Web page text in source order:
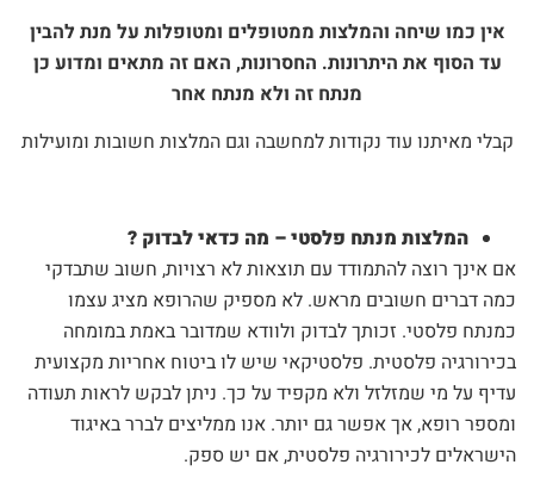
אין כמו שיחה והמלצות ממטופלים ומטופלות על מנת להבין
עד הסוף את היתרונות. החסרונות, האם זה מתאים ומדוע כן
מנתח זה ולא מנתח אחר
קבלי מאיתנו עוד נקודות למחשבה וגם המלצות חשובות ומועילות
המלצות מנתח פלסטי– מה כדאי לבדוק ?
אם אינך רוצה להתמודד עם תוצאות לא רצויות, חשוב שתבדקי
כמה דברים חשובים מראש. לא מספיק שהרופא מציג עצמו
כמנתח פלסטי. זכותך לבדוק ולוודא שמדובר באמת במומחה
בכירורגיה פלסטית. פלסטיקאי שיש לו ביטוח אחריות מקצועית
עדיף על מי שמזלזל ולא מקפיד על כך. ניתן לבקש לראות תעודה
ומספר רופא, אך אפשר גם יותר. אנו ממליצים לברר באיגוד
הישראלים לכירורגיה פלסטית, אם יש ספק.